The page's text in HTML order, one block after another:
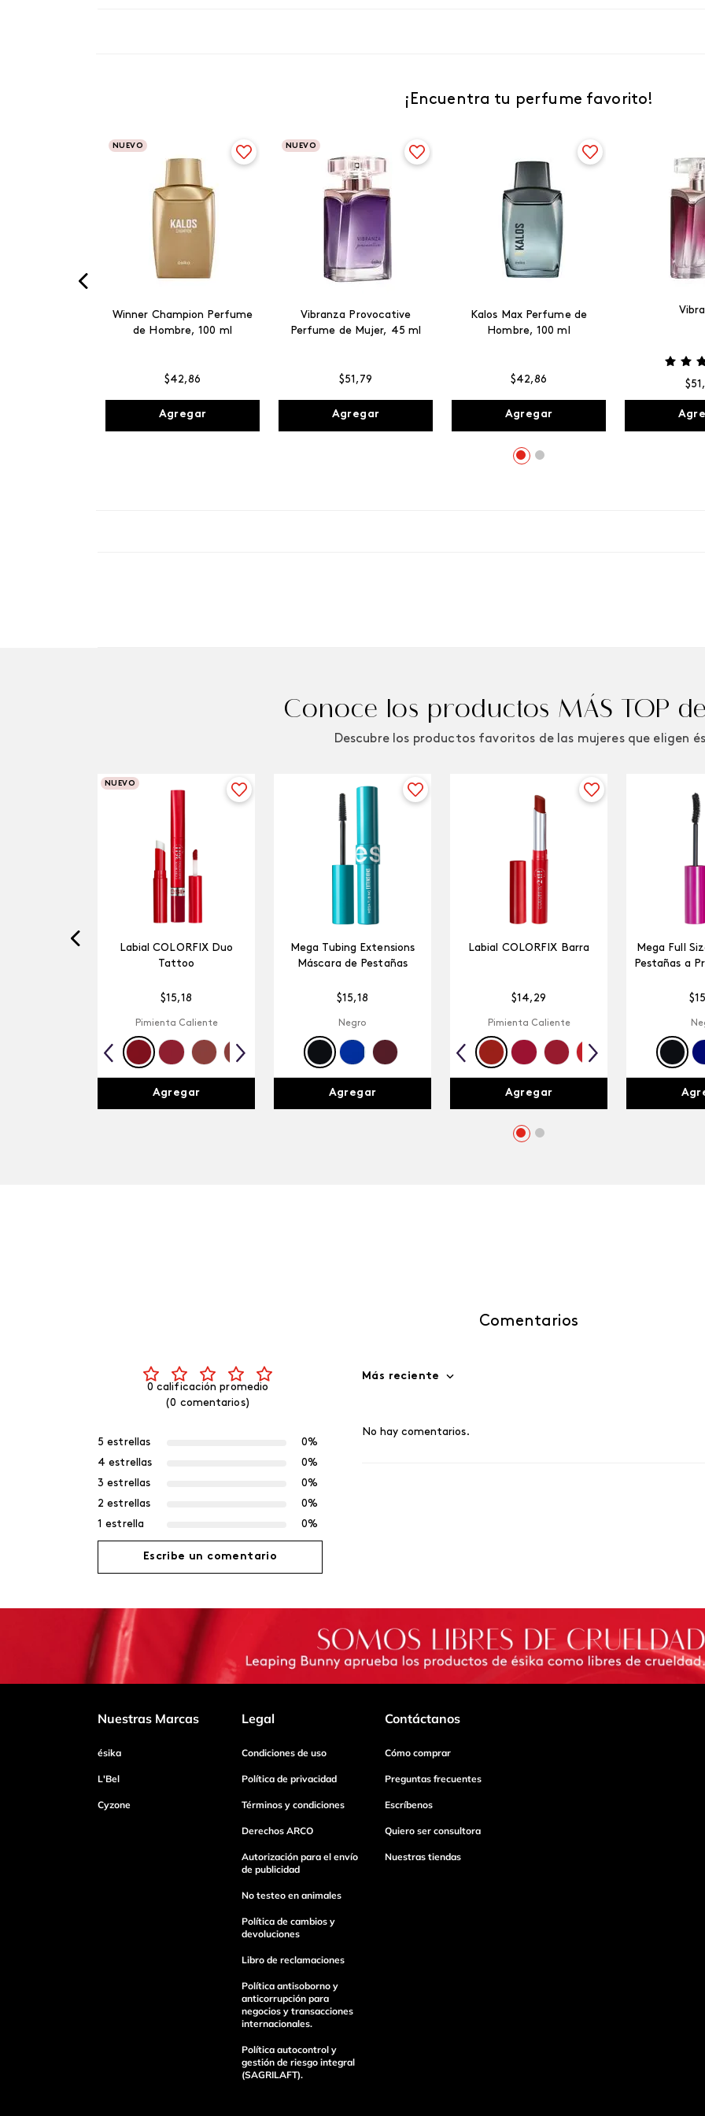
¡Encuentra tu perfume favorito!
NUEVO
Winner Champion Perfume
de Hombre, 100 ml
$42,86
Agregar
NUEVO
Vibranza Provocative
Perfume de Mujer, 45 ml
$51 , 79
Agregar
Kalos Max Perfume de
Hombre, 100 ml
$42,86
Agregar
$51 ,
Conoce los productos MÁS TOP
Descubre los productos favoritos de las mujeres que eligen
NUEVO
Labial COLORFIX Duo
Tattoo
$15,18
Pimienta Caliente
Agregar
Mega Tubing Extensions
Máscara de Pestañas
$15,18
Negro
Agregar
Labial COLORFIX Barra
$14, 29
Pimienta Caliente
Agregar
Mega Full
Pestañas a
$15
Comentarios
0 calificación promedio
(0 comentarios)
5 estrellas
0%
4 estrellas
0%
3 estrellas
0%
2 estrellas
0%
1 estrella
0%
Escribe un comentario
Agregar comentario
Título
Tu nombre
Enviar Comentario
Más reciente
No hay comentarios.
Nuestras Marcas
ésika
L'Bel
Cyzone
Legal
Condiciones de uso
Política de privacidad
Términos y condiciones
Derechos ARCO
Autorización para el envío
de publicidad
No testeo en animales
Política de cambios y
devoluciones
Libro de reclamaciones
Política antisoborno y
anticorrupción para
negocios y transacciones
internacionales.
Política autocontrol y
gestión de riesgo integral
(SAGRILAFT).
Contáctanos
Cómo comprar
Preguntas frecuentes
Escríbenos
Quiero ser consultora
Nuestras tiendas